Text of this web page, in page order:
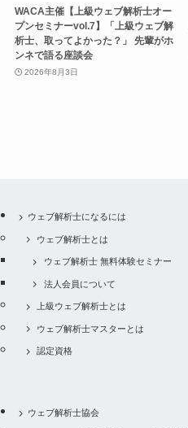
WACA主催【上級ウェブ解析士オー
プンセミナーvol.7】「上級ウェブ解
析士、取ってよかった？」 先輩がホ
ンネで語る座談会
2026年8月3日
ウェブ解析士になるには
ウェブ解析士とは
ウェブ解析士 無料体験セミナー
法人会員について
上級ウェブ解析士とは
ウェブ解析士マスターとは
認定資格
ウェブ解析士協会